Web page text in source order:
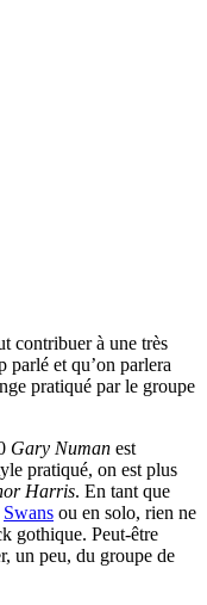
contribuer à une très
parlé et qu’on parlera
pratiqué par le groupe
Gary Numan est
pratiqué, on est plus
Harris. En tant que
Swans ou en solo, rien ne
gothique. Peut-être
un peu, du groupe de